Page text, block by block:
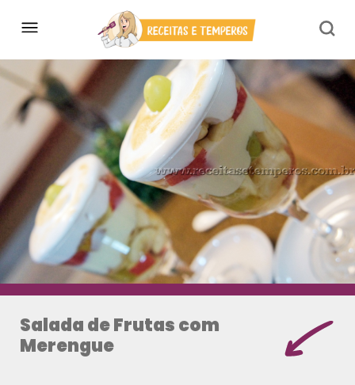
Salada de Frutas com
Merengue